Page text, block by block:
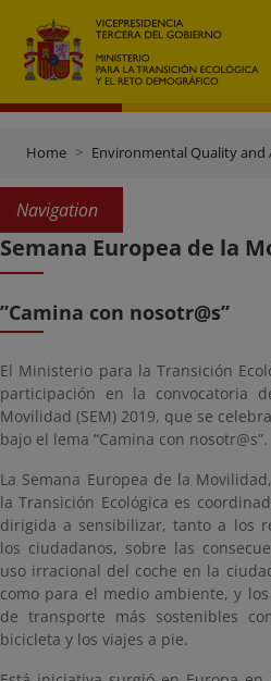
Home Environmental Quality and
Navigation
Semana Europea de la
”Camina con nosotr@s”
El Ministerio para la Transición
participación en la convocatoria
Movilidad (SEM) 2019, que se
bajo el lema “Camina con nosotr@s”.
La Semana Europea de la
la Transición Ecológica es
dirigida a sensibilizar, tanto a los
los ciudadanos, sobre las
uso irracional del coche en la
como para el medio ambiente, y
de transporte más sostenibles
bicicleta y los viajes a pie.